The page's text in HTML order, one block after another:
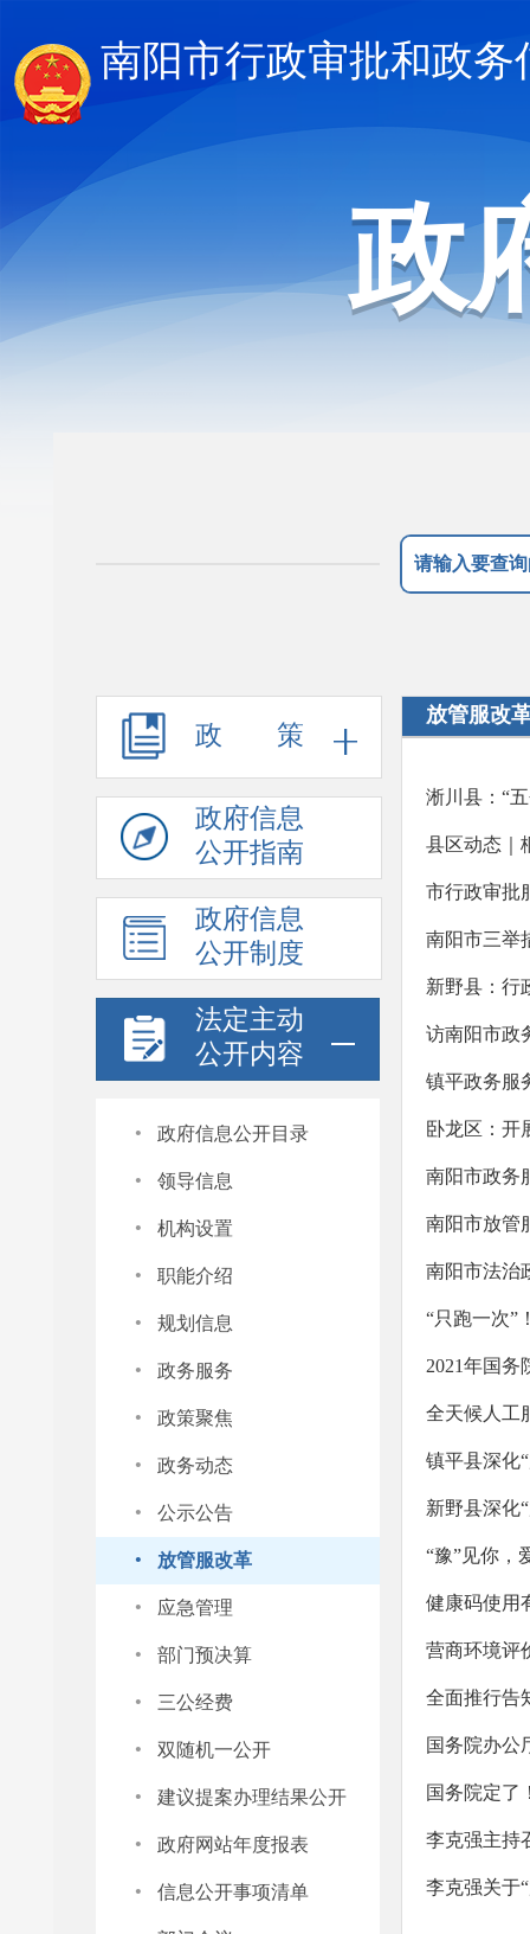
南阳市行政审批和政务
政
政 策
政府信息
公开指南
政府信息
公开制度
法定主动
公开内容
· 政府信息公开目录
· 领导信息
· 机构设置
· 职能介绍
· 规划信息
· 政务服务
· 政策聚焦
· 政务动态
· 公示公告
· 放管服改革
· 应急管理
· 部门预决算
· 三公经费
· 双随机一公开
· 建议提案办理结果公开
· 政府网站年度报表
· 信息公开事项清单
放管服改
淅川县：“
县区动态｜
市行政审批
南阳市三举
新野县：行
访南阳市政
镇平政务服
卧龙区：开
南阳市政务
南阳市放管
南阳市法治
“只跑一次”
2021年国务
全天候人工
镇平县深化
新野县深化
“豫”见你，
健康码使用
营商环境评
全面推行告
国务院定了
李克强主持
李克强关于